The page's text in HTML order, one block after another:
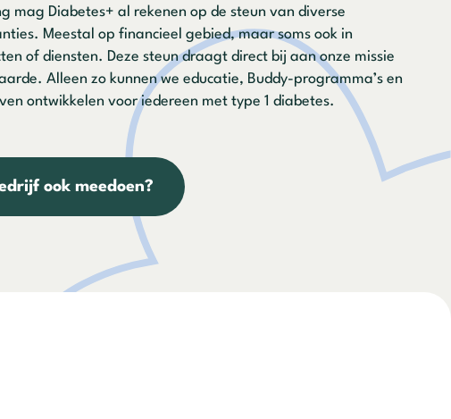
mag Diabetes+ al rekenen op de steun van diverse
Meestal op financieel gebied, maar soms ook in
of diensten. Deze steun draagt direct bij aan onze missie
Alleen zo kunnen we educatie, Buddy-programma’s en
ontwikkelen voor iedereen met type 1 diabetes.
ook meedoen?